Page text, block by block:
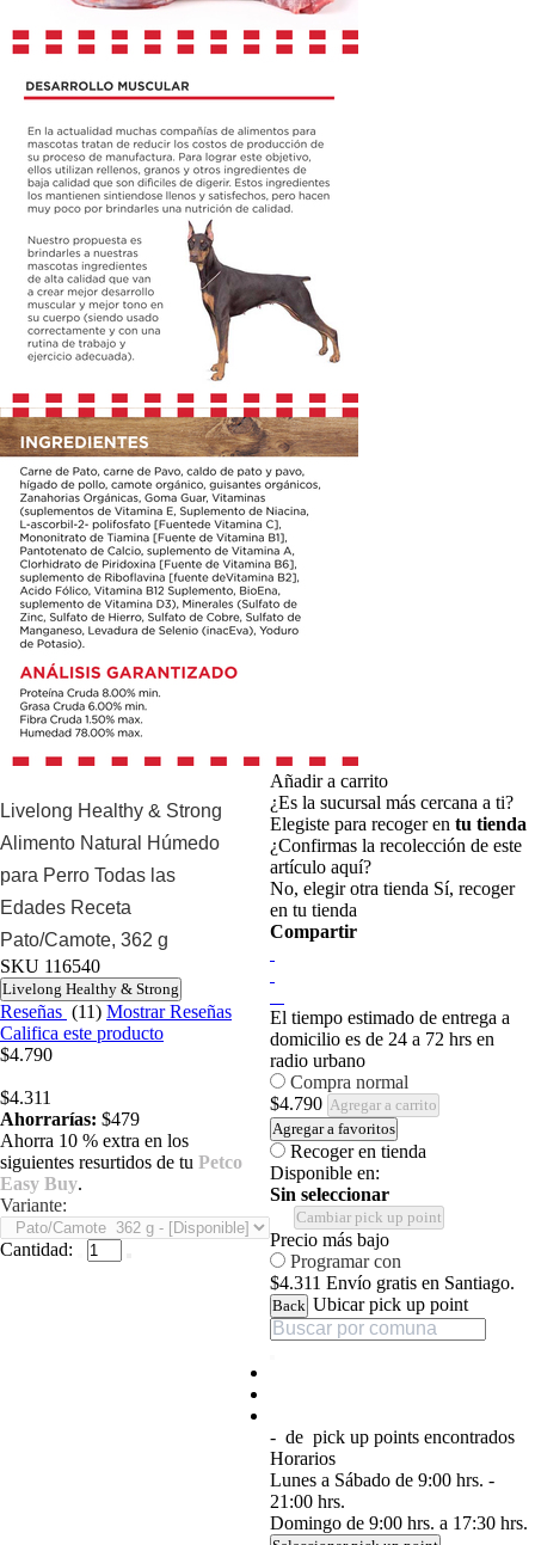
Livelong Healthy & Strong
Alimento Natural Húmedo
para Perro Todas las
Edades Receta
Pato/Camote, 362 g
SKU 116540
Livelong Healthy & Strong
Reseñas (11) Mostrar Reseñas
Califica este producto
$4.790
$4.311
Ahorrarías: $479
Ahorra 10 % extra en los
siguientes resurtidos de tu Petco
Easy Buy.
Variante:
Cantidad:
Añadir a carrito
¿Es la sucursal más cercana a ti?
Elegiste para recoger en tu tienda
¿Confirmas la recolección de este
artículo aquí?
No, elegir otra tienda Sí, recoger
en tu tienda
Compartir
El tiempo estimado de entrega a
domicilio es de 24 a 72 hrs en
radio urbano
Compra normal
$4.790 Agregar a carrito
Agregar a favoritos
Recoger en tienda
Disponible en:
Sin seleccionar
Cambiar pick up point
Precio más bajo
Programar con
$4.311 Envío gratis en Santiago.
Back Ubicar pick up point
- de pick up points encontrados
Horarios
Lunes a Sábado de 9:00 hrs. -
21:00 hrs.
Domingo de 9:00 hrs. a 17:30 hrs.